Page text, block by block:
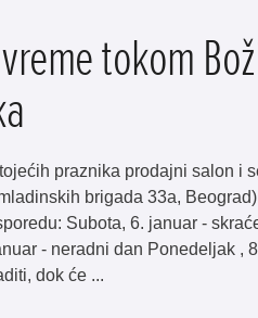
tokom
praznika prodajni salon i
brigada 33a,
Subota, 6. januar -
- neradni dan Ponedeljak ,
dok će ...